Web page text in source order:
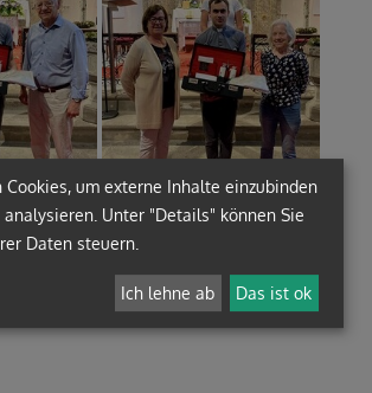
Marcelin
Hermine Neubauer, Veronika
Schriebl, Silvia Bracic
um externe Inhalte einzubinden
Unter "Details" können Sie
Daten steuern.
Ich lehne ab Das ist ok